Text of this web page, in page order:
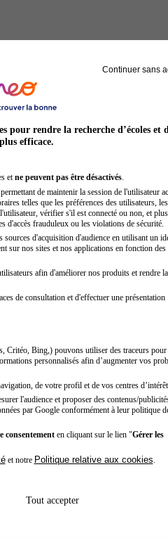
Continuer sans
pour rendre la recherche d’écoles et
efficace.
et ne peuvent pas être désactivés.
permettant de maintenir la session de l'utilisateur
telles que les préférences des utilisateurs, les
vérifier s'il est connecté ou non, et plus
d'accès frauduleux ou les violations de sécurité.
sources d'acquisition d'audience en utilisant un
sur nos sites et nos applications en fonction des
afin d'améliorer nos produits et rendre la
de consultation et d'effectuer une présentation
Critéo, Bing,) pouvons utiliser des traceurs
personnalisés afin d’augmenter vos
de votre profil et de vos centres d’intérêt.
l'audience et proposer des contenus/
par Google conformément à leur politique
consentementen cliquant sur le lien "Gérer les
et notre Politique relative aux cookies
Tout accepter